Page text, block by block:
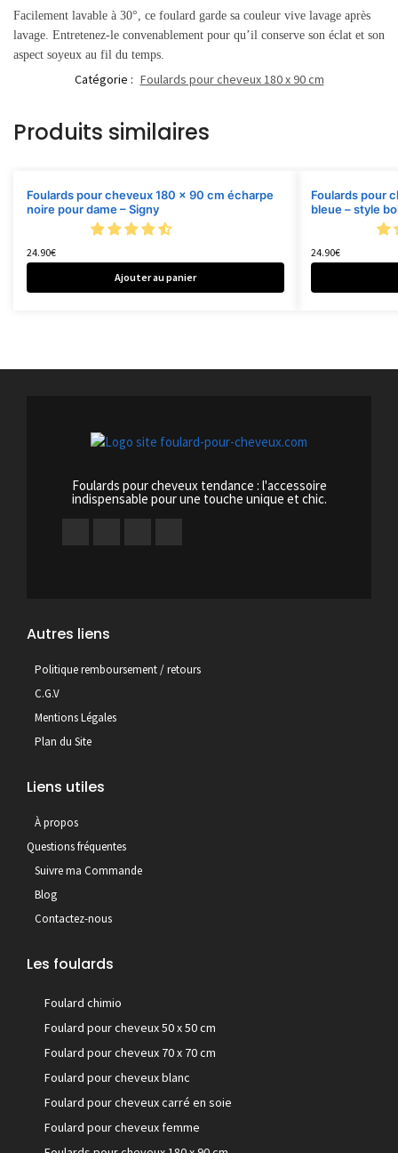
Facilement lavable à 30°, ce foulard garde sa couleur vive lavage après
lavage. Entretenez-le convenablement pour qu’il conserve son éclat et son
aspect soyeux au fil du temps.
Catégorie : Foulards pour cheveux 180 x 90 cm
Produits similaires
Foulards pour cheveux 180 x 90 cm écharpe
noire pour dame – Signy
24.90€
Ajouter au panier
Foulards pour
bleue – style
24.90€
Foulards pour cheveux tendance : l'accessoire
indispensable pour une touche unique et chic.
Autres liens
Politique remboursement / retours
C.G.V
Mentions Légales
Plan du Site
Liens utiles
À propos
Questions fréquentes
Suivre ma Commande
Blog
Contactez-nous
Les foulards
Foulard chimio
Foulard pour cheveux 50 x 50 cm
Foulard pour cheveux 70 x 70 cm
Foulard pour cheveux blanc
Foulard pour cheveux carré en soie
Foulard pour cheveux femme